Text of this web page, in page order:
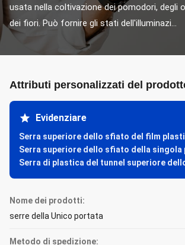
usata nella coltivazione dei pomodori, degli
dei fiori. Può fornire gli stati dell'illuminazi...
Attributi personalizzati del
Evidenziare
Serra superiore dello sfiato del film
Serra superiore dello sfiato della singola
Serra di plastica del tunnel superiore
Nome dei prodotti:
serre della Unico portata
Metodo di spedizione: